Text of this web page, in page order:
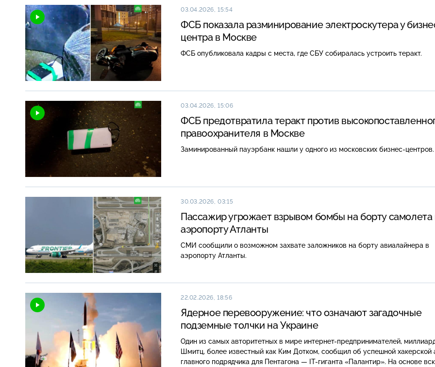
03.04.2026, 15:54
ФСБ показала разминирование электроскутера у
центра в Москве
ФСБ опубликовала кадры с места, где СБУ собиралась устроить теракт.
03.04.2026, 15:06
ФСБ предотвратила теракт против
правоохранителя в Москве
Заминированный пауэрбанк нашли у одного из московских бизнес-центров.
30.03.2026, 03:15
Пассажир угрожает взрывом бомбы на борту самолета
аэропорту Атланты
СМИ сообщили о возможном захвате заложников на борту авиалайнера в
аэропорту Атланты.
22.02.2026, 18:56
Ядерное перевооружение: что означают загадочные
подземные толчки на Украине
Один из самых авторитетных в мире интернет-предпринимателей,
Шмитц, более известный как Ким Дотком, сообщил об успешной хакерской
главного подрядчика для Пентагона — IT-гиганта «Палантир». На основе